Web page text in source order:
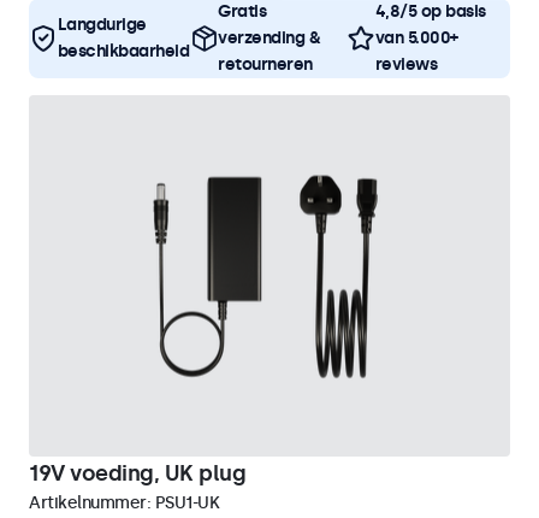
Langdurige
beschikbaarheid
Gratis
verzending &
retourneren
4,8/5 op basis
van 5.000+
reviews
19V voeding, UK plug
Artikelnummer: PSU1-UK